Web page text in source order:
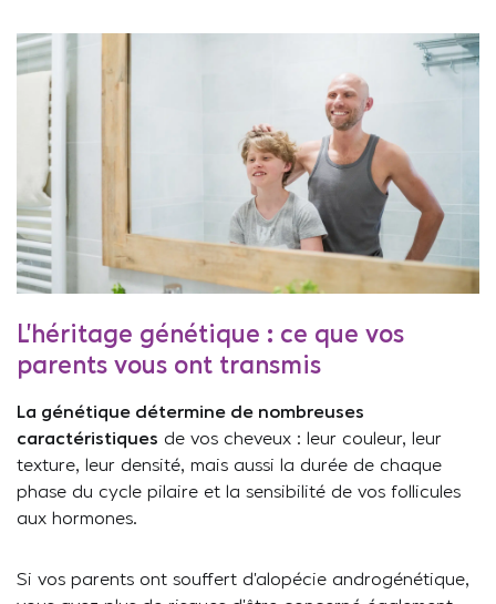
L’héritage génétique : ce que vos
parents vous ont transmis
La génétique détermine de nombreuses
caractéristiques de vos cheveux : leur couleur, leur
texture, leur densité, mais aussi la durée de chaque
phase du cycle pilaire et la sensibilité de vos follicules
aux hormones.
Si vos parents ont souffert d’alopécie androgénétique,